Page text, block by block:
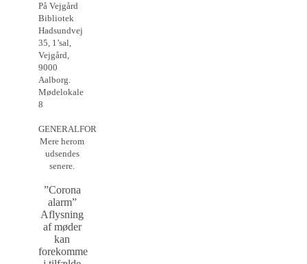
På Vejgård
Bibliotek
Hadsundvej
35, 1’sal,
Vejgård,
9000
Aalborg.
Mødelokale
8
GENERALFORSAMLING.
Mere herom
udsendes
senere.
”Corona
alarm”
Aflysning
af møder
kan
forekomme